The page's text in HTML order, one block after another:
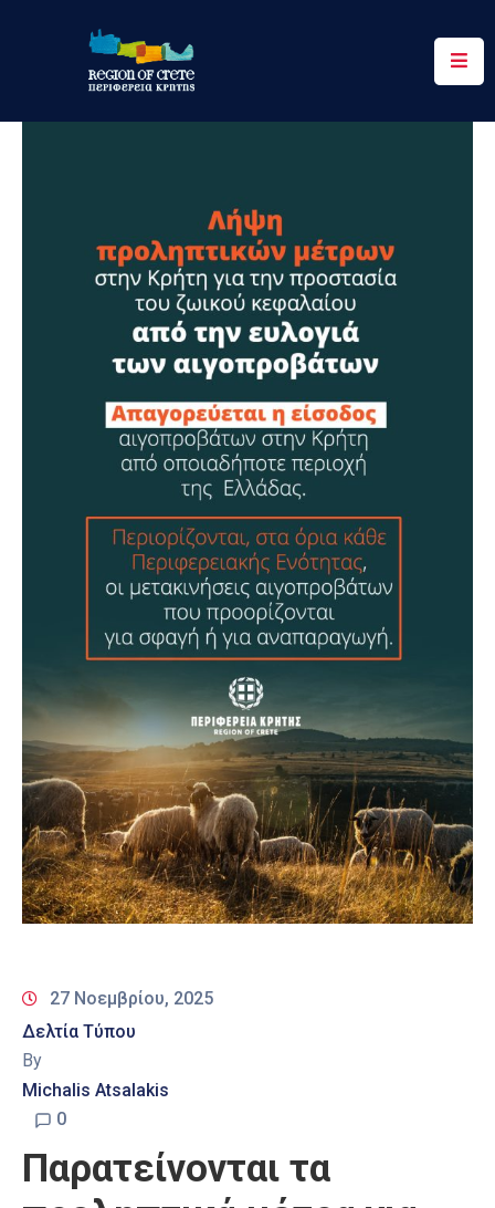
Περιφέρεια
Επικοινωνία
27 Νοεμβρίου, 2025
Δελτία Τύπου
By
Michalis Atsalakis
0
Παρατείνονται τα